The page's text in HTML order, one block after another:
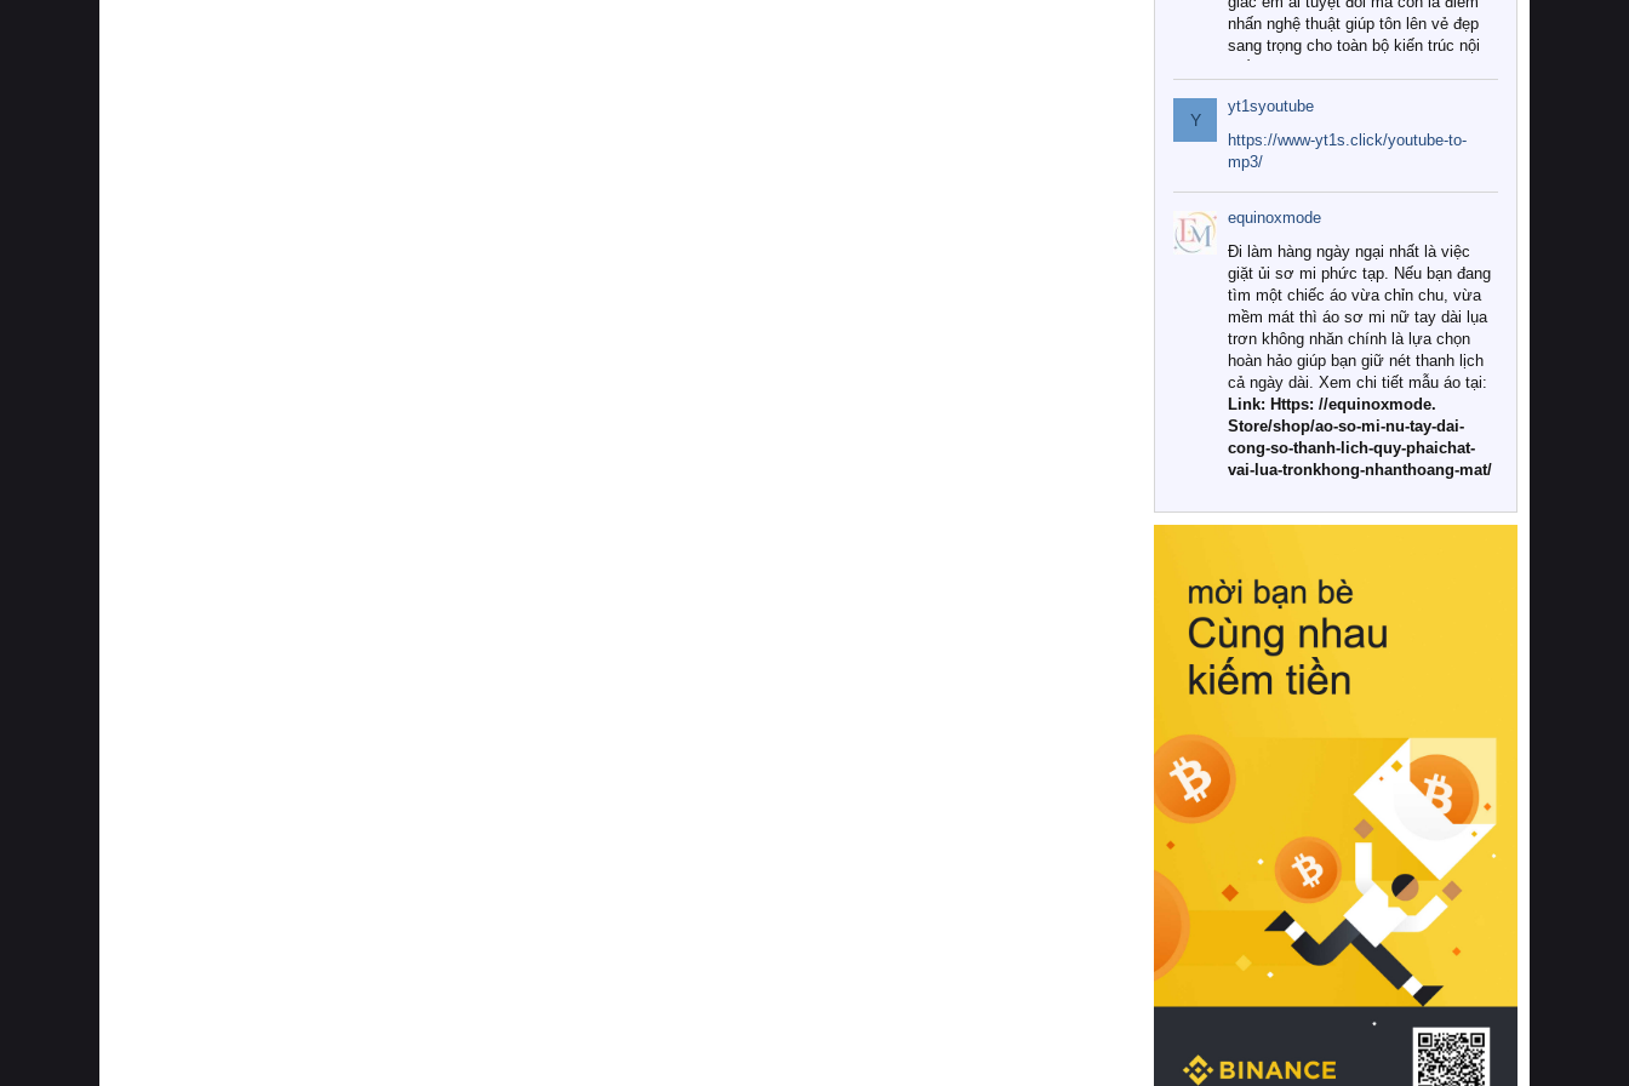
nhấn nghệ thuật giúp tôn lên vẻ đẹp
sang trọng cho toàn bộ kiến trúc nội
Tuy nhiên, giữa thị trường đa dạng
với vô vàn thương hiệu và mẫu mã
như hiện nay, làm thế nào để chọn
được những bộ chăn ga gối đệm cao
cấp thực sự chất lượng, phù hợp với
khí hậu và nhu cầu sử dụng của gia
đình? Hãy cùng chúng tôi đi tìm lời
giải đáp chi tiết qua bài viết dưới đây.
1. Tại sao các gia đình hiện đại lại ưa
chuộng chăn ga gối đệm cao cấp?
Khác với các dòng sản phẩm thông
thường, những bộ chăn ga gối đệm
cao cấp trải qua quy trình sản xuất
nghiêm ngặt từ khâu chọn lọc nguyên
liệu tự nhiên đến công nghệ dệt
nhuộm hiện đại không chứa hóa chất
này, bạn sẽ cảm nhận rõ rệt sự khác
hồi chuẩn xác của phần đệm nâng đỡ
cột sống.
Bên cạnh đó, việc lựa chọn các dòng
sản phẩm đạt chuẩn chất lượng quốc
tế còn giúp ngăn ngừa tình trạng kích
khuẩn và nấm mốc trong điều kiện
thời tiết nóng ẩm. Bạn có thể tìm hiểu
thêm các nghiên cứu khoa học về tác
động của giấc ngủ và môi trường
phòng ngủ đối với sức khỏe con
người tại Sleep Foundation (External
Link) để có cái nhìn toàn diện hơn.
2. Các tiêu chí vàng khi lựa chọn
chăn ga gối đệm cao cấp cho phòng
ngủ
Để sở hữu một bộ chăn ga gối đệm
cao cấp hoàn hảo cả về thẩm mỹ lẫn
công năng, người tiêu dùng cần cân
nhắc kỹ lưỡng các tiêu chí quan trọng
Y
yt1syoutube
https://www-yt1s.click/youtube-to-
mp3/
equinoxmode
Đi làm hàng ngày ngại nhất là việc
giặt ủi sơ mi phức tạp. Nếu bạn đang
tìm một chiếc áo vừa chỉn chu, vừa
mềm mát thì áo sơ mi nữ tay dài lụa
trơn không nhăn chính là lựa chọn
hoàn hảo giúp bạn giữ nét thanh lịch
cả ngày dài. Xem chi tiết mẫu áo tại:
Link: Https: //equinoxmode.
Store/shop/ao-so-mi-nu-tay-dai-
cong-so-thanh-lich-quy-phaichat-
vai-lua-tronkhong-nhanthoang-mat/